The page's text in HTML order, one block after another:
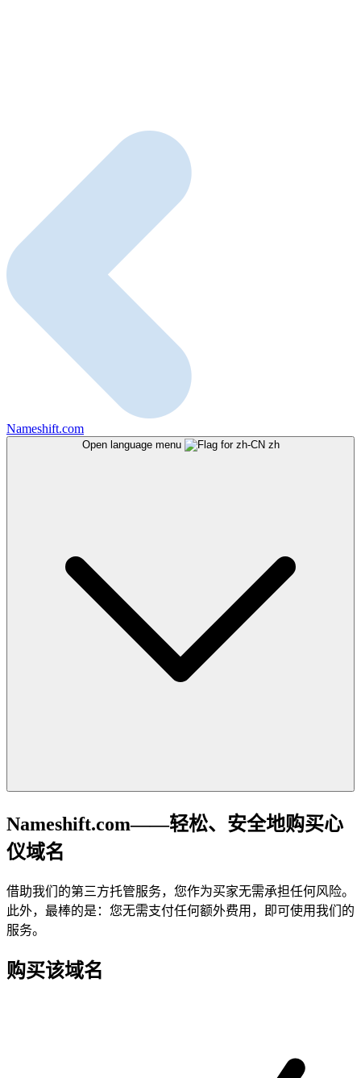
Nameshift.com
Open language menu zh
Nameshift.com——轻松、安全地购买心
仪域名
借助我们的第三方托管服务，您作为买家无需承担任何风险。
此外，最棒的是：您无需支付任何额外费用，即可使用我们的
服务。
购买该域名